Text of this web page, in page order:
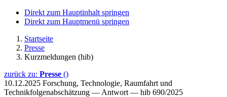
Direkt zum Hauptinhalt springen
Direkt zum Hauptmenü springen
Startseite
Presse
Kurzmeldungen (hib)
zurück zu: Presse ()
10.12.2025 Forschung, Technologie, Raumfahrt und
Technikfolgenabschätzung — Antwort — hib 690/2025